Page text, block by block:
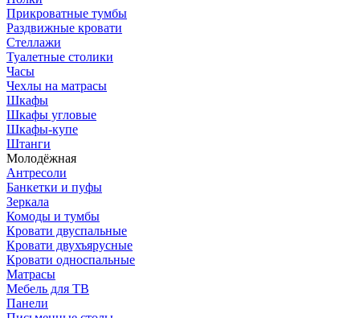
Прикроватные тумбы
Раздвижные кровати
Стеллажи
Туалетные столики
Часы
Чехлы на матрасы
Шкафы
Шкафы угловые
Шкафы-купе
Штанги
Молодёжная
Антресоли
Банкетки и пуфы
Зеркала
Комоды и тумбы
Кровати двуспальные
Кровати двухъярусные
Кровати односпальные
Матрасы
Мебель для ТВ
Панели